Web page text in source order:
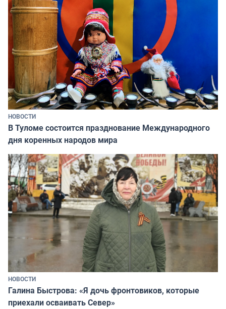
НОВОСТИ
В Туломе состоится празднование Международного
дня коренных народов мира
НОВОСТИ
Галина Быстрова: «Я дочь фронтовиков, которые
приехали осваивать Север»